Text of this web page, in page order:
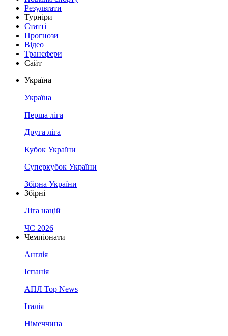
Результати
Турніри
Статті
Прогнози
Відео
Трансфери
Сайт
Україна
Україна
Перша ліга
Друга ліга
Кубок України
Суперкубок України
Збірна України
Збірні
Ліга націй
ЧС 2026
Чемпіонати
Англія
Іспанія
АПЛ Top News
Італія
Німеччина